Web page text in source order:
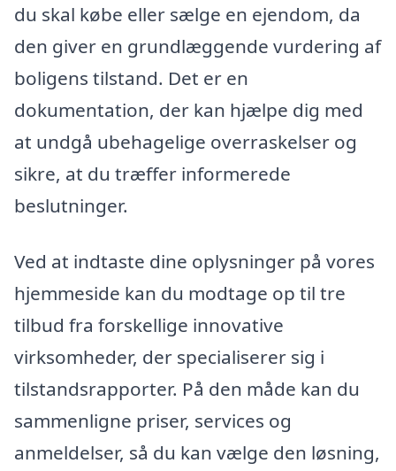
du skal købe eller sælge en ejendom, da
den giver en grundlæggende vurdering af
boligens tilstand. Det er en
dokumentation, der kan hjælpe dig med
at undgå ubehagelige overraskelser og
sikre, at du træffer informerede
beslutninger.
Ved at indtaste dine oplysninger på vores
hjemmeside kan du modtage op til tre
tilbud fra forskellige innovative
virksomheder, der specialiserer sig i
tilstandsrapporter. På den måde kan du
sammenligne priser, services og
anmeldelser, så du kan vælge den løsning,